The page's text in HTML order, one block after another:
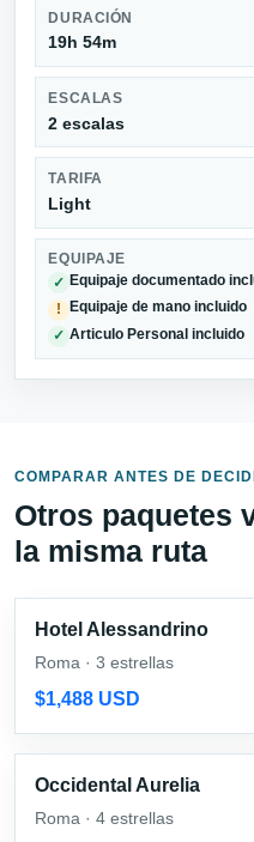
DURACIÓN
19h 54m
ESCALAS
2 escalas
TARIFA
Light
EQUIPAJE
✓ Equipaje documentado
! Equipaje de mano incluido
✓ Articulo Personal incluido
COMPARAR ANTES DE
Otros paquetes
la misma ruta
Hotel Alessandrino
Roma · 3 estrellas
$1,488 USD
Occidental Aurelia
Roma · 4 estrellas